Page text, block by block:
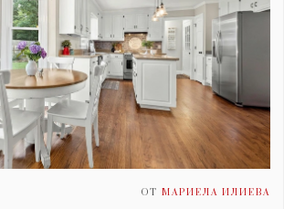
ОТ МАРИЕЛА ИЛИЕВА